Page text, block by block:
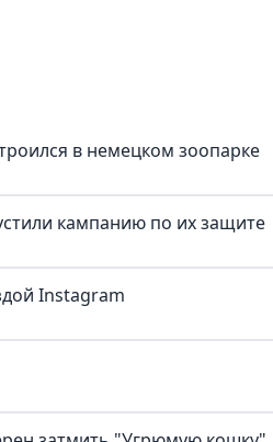
в немецком зоопарке
кампанию по их защите
Instagram